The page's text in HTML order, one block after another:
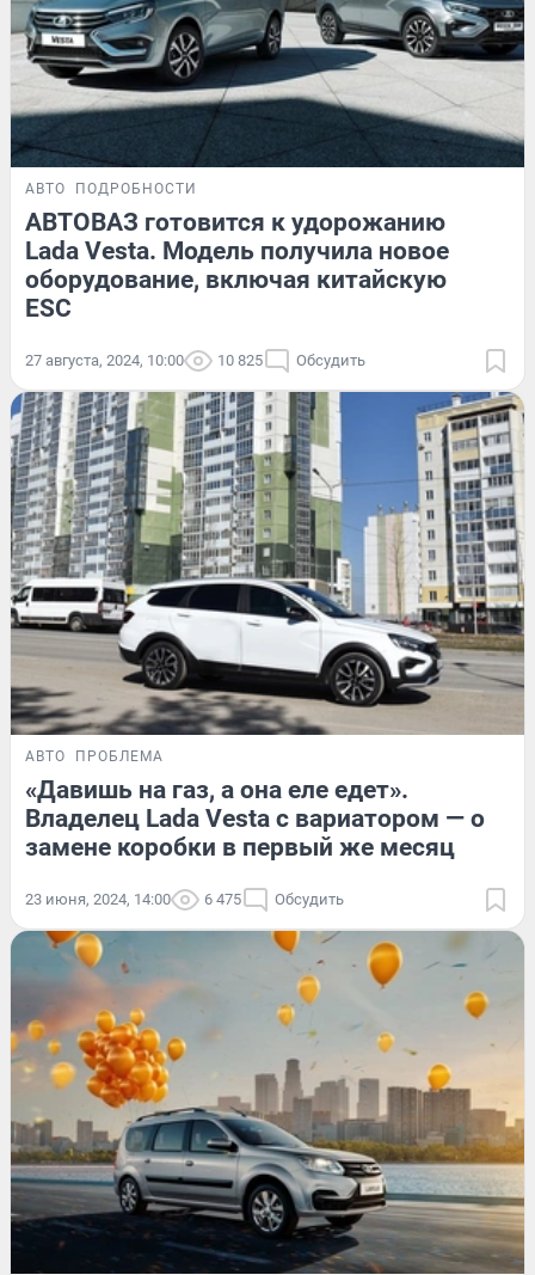
АВТО ПОДРОБНОСТИ
АВТОВАЗ готовится к удорожанию
Lada Vesta. Модель получила новое
оборудование, включая китайскую
ESC
27 августа, 2024, 10:00 10 825 Обсудить
АВТО ПРОБЛЕМА
«Давишь на газ, а она еле едет».
Владелец Lada Vesta c вариатором — о
замене коробки в первый же месяц
23 июня, 2024, 14:00 6 475 Обсудить